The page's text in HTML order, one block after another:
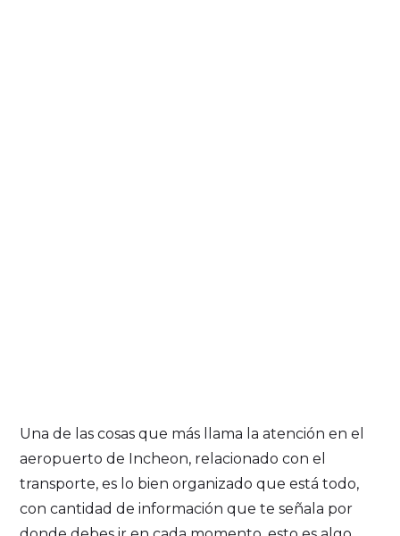
Una de las cosas que más llama la atención en el
aeropuerto de Incheon, relacionado con el
transporte, es lo bien organizado que está todo,
con cantidad de información que te señala por